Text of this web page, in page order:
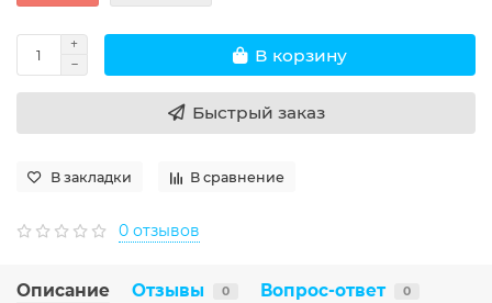
В корзину
Быстрый заказ
В закладки В сравнение
0 отзывов
Описание Отзывы 0 Вопрос-ответ 0